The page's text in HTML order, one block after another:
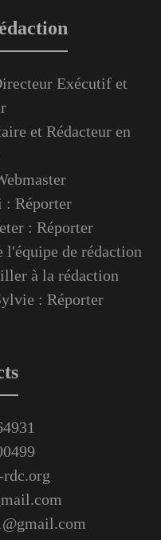
Exécutif et
et Rédacteur en
: Réporter
: Réporter
l'équipe de rédaction
à la rédaction
: Réporter
rdc.org